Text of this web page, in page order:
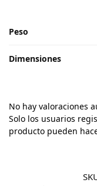
Peso
Dimensiones
No hay valoraciones
Solo los usuarios
producto pueden